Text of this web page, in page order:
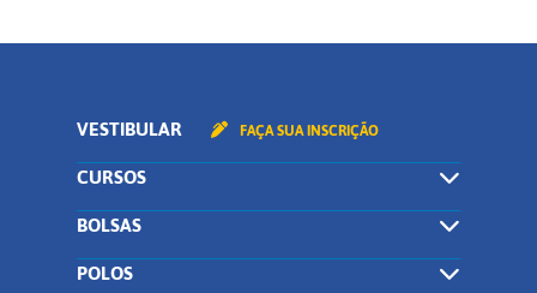
VESTIBULAR FAÇA SUA INSCRIÇÃO
CURSOS
BOLSAS
POLOS